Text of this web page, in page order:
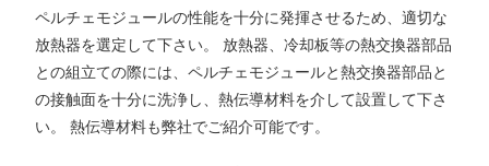
ペルチェモジュールの性能を十分に発揮させるため、適切な
放熱器を選定して下さい。 放熱器、冷却板等の熱交換器部品
との組立ての際には、ペルチェモジュールと熱交換器部品と
の接触面を十分に洗浄し、熱伝導材料を介して設置して下さ
い。 熱伝導材料も弊社でご紹介可能です。